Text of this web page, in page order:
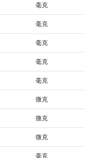
毫克
毫克
毫克
毫克
毫克
微克
微克
微克
毫克